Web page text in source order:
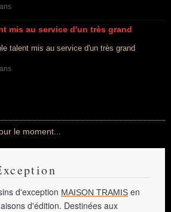
mis au service d'un très grand
talent mis au service d'un très grand
le moment...
d'exception MAISON TRAMIS en
d'édition. Destinées aux